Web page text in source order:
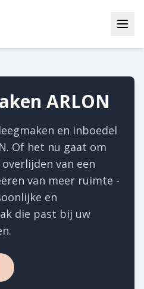
ARLON
en inboedel
Of het nu gaat om
van een
van meer ruimte -
en
die past bij uw